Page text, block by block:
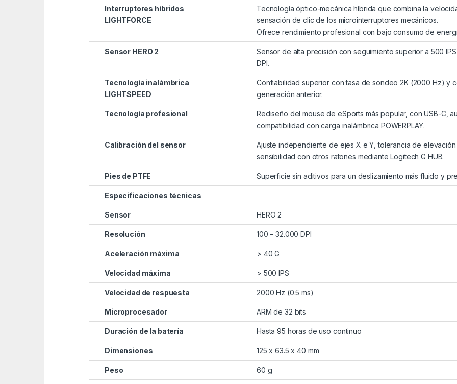
Interruptores híbridos
LIGHTFORCE
Tecnología óptico-mecánica híbrida que combina la
sensación de clic de los microinterruptores mecánicos.
Ofrece rendimiento profesional con bajo consumo de
Sensor HERO 2
Sensor de alta precisión con seguimiento superior a 500
DPI.
Tecnología inalámbrica
LIGHTSPEED
Confiabilidad superior con tasa de sondeo 2K (2000 Hz) y
generación anterior.
Tecnología profesional
Rediseño del mouse de eSports más popular, con USB-C,
compatibilidad con carga inalámbrica POWERPLAY.
Calibración del sensor
Ajuste independiente de ejes X e Y, tolerancia de
sensibilidad con otros ratones mediante Logitech G HUB.
Pies de PTFE Superficie sin aditivos para un deslizamiento más fluido y
Especificaciones técnicas
Sensor HERO 2
Resolución 100 – 32.000 DPI
Aceleración máxima > 40 G
Velocidad máxima > 500 IPS
Velocidad de respuesta 2000 Hz (0.5 ms)
Microprocesador ARM de 32 bits
Duración de la batería Hasta 95 horas de uso continuo
Dimensiones 125 x 63.5 x 40 mm
Peso 60 g